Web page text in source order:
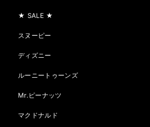
★ SALE ★
スヌーピー
ディズニー
ルーニートゥーンズ
Mr.ピーナッツ
マクドナルド